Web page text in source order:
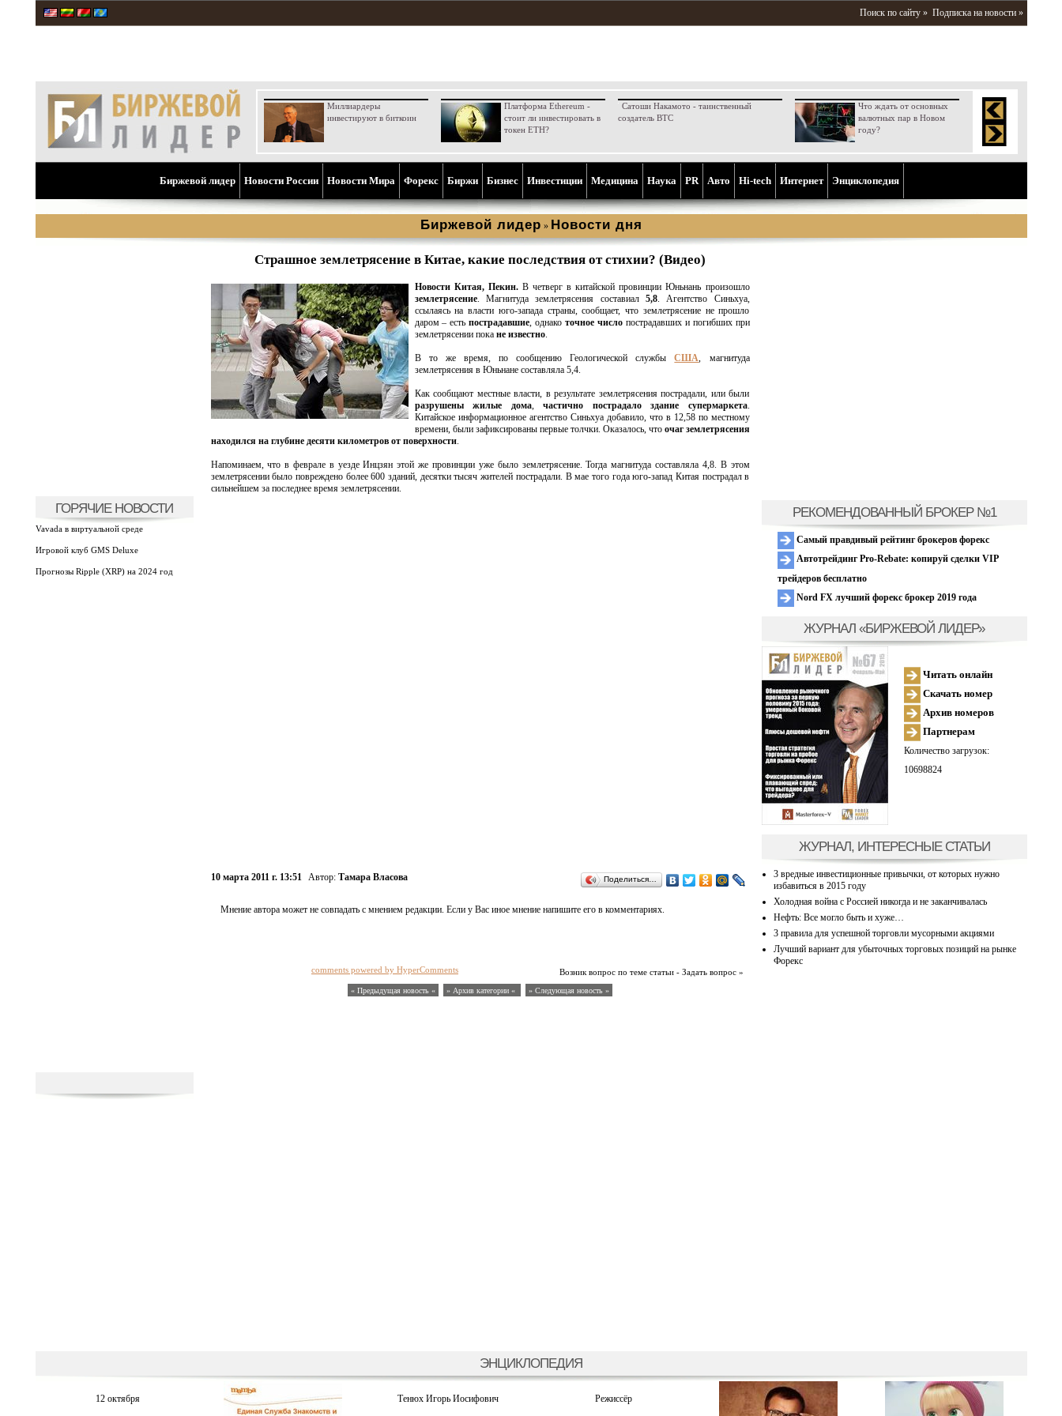
Поиск по сайту » Подписка на новости »
Миллиардеры
инвестируют в биткоин
Платформа Ethereum -
стоит ли инвестировать в
токен ETH?
Сатоши Накамото - таинственный
создатель BTC
Что ждать от основных
валютных пар в Новом
году?
Биржевой лидер Новости России Новости Мира Форекс Биржи Бизнес Инвестиции Медицина Наука PR Aвто Hi-tech Интернет Энциклопедия
Биржевой лидер » Новости дня
ГОРЯЧИЕ НОВОСТИ
Vavada в виртуальной среде
Игровой клуб GMS Deluxe
Прогнозы Ripple (XRP) на 2024 год
Страшное землетрясение в Китае, какие последствия от стихии? (Видео)
Новости Китая, Пекин.В четверг в китайской провинции Юньнань произошло
землетрясение. Магнитуда землетрясения составиал 5,8. Агентство Синьхуа,
ссылаясь на власти юго-запада страны, сообщает, что землетрясение не прошло
даром – естьпострадавшие, однако точное число пострадавших и погибших при
землетрясении пока не известно.
В то же время, по сообщению Геологической службыСША, магнитуда
землетрясения в Юньнане составляла 5,4.
Как сообщают местные власти, в результате землетрясения пострадали, или были
разрушены жилые дома, частично пострадало здание супермаркета.
Китайское информационное агентство Синьхуа добавило, что в 12,58 по местному
времени, были зафиксированы первые толчки. Оказалось, что очаг землетрясения
находился на глубине десяти километров от поверхности.
Напоминаем, что в феврале в уезде Инцзян этой же провинции уже было землетрясение. Тогда магнитуда составляла 4,8. В этом
землетрясении было повреждено более 600 зданий, десятки тысяч жителей пострадали. В мае того года юго-запад Китая пострадал в
сильнейшем за последнее время землетрясении.
10 марта 2011 г. 13:51 Автор: Тамара Власова Поделиться…
Мнение автора может не совпадать с мнением редакции. Если у Вас иное мнение напишите его в комментариях.
Возник вопрос по теме статьи - Задать вопрос »
comments powered by HyperComments
« Предыдущая новость « » Архив категории « » Следующая новость »
РЕКОМЕНДОВАННЫЙ БРОКЕР №1
Самый правдивый рейтинг брокеров форекс
Автотрейдинг Pro-Rebate: копируй сделки VIP
трейдеров бесплатно
Nord FX лучший форекс брокер 2019 года
ЖУРНАЛ «БИРЖЕВОЙ ЛИДЕР»
Читать онлайн
Скачать номер
Архив номеров
Партнерам
Количество загрузок:
10698824
ЖУРНАЛ, ИНТЕРЕСНЫЕ СТАТЬИ
3 вредные инвестиционные привычки, от которых нужно
избавиться в 2015 году
Холодная война с Россией никогда и не заканчивалась
Нефть: Все могло быть и хуже…
3 правила для успешной торговли мусорными акциями
Лучший вариант для убыточных торговых позиций на рынке
Форекс
ЭНЦИКЛОПЕДИЯ
12 октября Тенюх Игорь Иосифович Режиссёр